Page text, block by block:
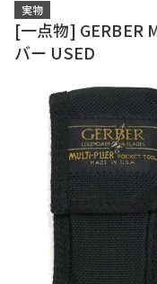
実物
[一点物] GERBER
バー USED